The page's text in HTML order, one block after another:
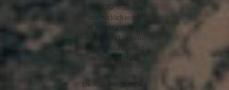
226a StGB
ausdrücklich in den
Tatbestand der
Körperverletzung ein
und trägt dafür selbst
die Verantwortung.
Die Risiken in Bezug auf